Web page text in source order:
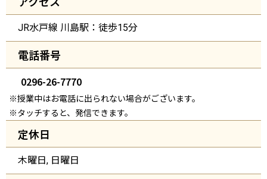
JR水戸線 川島駅：徒歩15分
電話番号
0296-26-7770
※授業中はお電話に出られない場合がございます。
※タッチすると、発信できます。
定休日
木曜日, 日曜日